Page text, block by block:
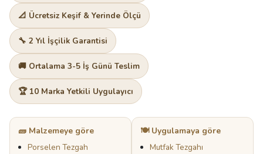
📐 Ücretsiz Keşif & Yerinde Ölçü
🔧 2 Yıl İşçilik Garantisi
🚚 Ortalama 3-5 İş Günü Teslim
🏆 10 Marka Yetkili Uygulayıcı
🧱 Malzemeye göre
Porselen Tezgah
🍽️ Uygulamaya göre
Mutfak Tezgahı